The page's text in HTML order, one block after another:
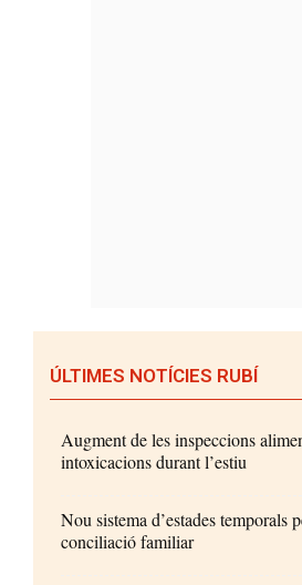
ÚLTIMES NOTÍCIES RUBÍ
Augment de les inspeccions
intoxicacions durant l’estiu
Nou sistema d’estades temporals
conciliació familiar